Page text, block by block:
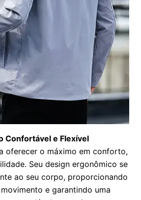
Confortável e Flexível
oferecer o máximo em conforto,
Seu design ergonômico se
ao seu corpo, proporcionando
e garantindo uma